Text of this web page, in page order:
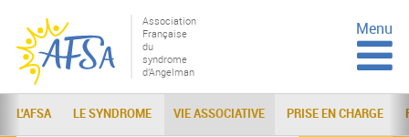
Association
Française
du
syndrome
d'Angelman
Menu
L'AFSA LE SYNDROME VIE ASSOCIATIVE PRISE EN CHARGE